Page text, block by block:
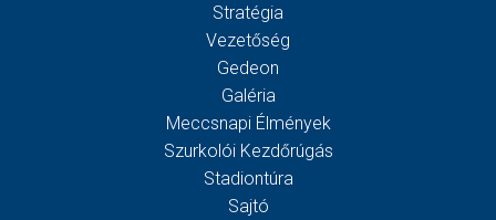
Stratégia
Vezetőség
Gedeon
Galéria
Meccsnapi Élmények
Szurkolói Kezdőrúgás
Stadiontúra
Sajtó